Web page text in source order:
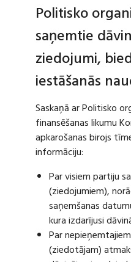
Politisko
saņemtie
ziedojumi,
iestāšanās
Saskaņā ar Politisko
finansēšanas likumu
apkarošanas birojs
informāciju:
Par visiem partiju
(ziedojumiem),
saņemšanas
kura izdarījusi
Par
(ziedotājam)